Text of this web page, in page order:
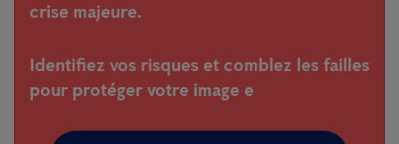
crise majeure.
Identifiez vos risques et comblez les failles
pour protéger votre image e